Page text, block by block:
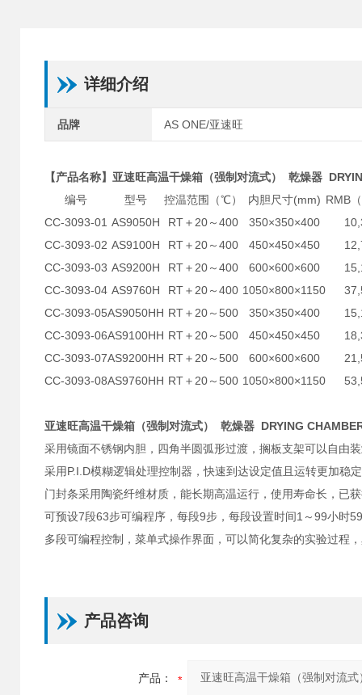
详细介绍
品牌 AS ONE/亚速旺
【产品名称】亚速旺高温干燥箱（强制对流式） 乾燥器
编号
型号 控温范围（℃） 内胆尺寸(mm) RMB
CC-3093-01 AS9050H RT＋20～400 350×350×400
CC-3093-02 AS9100H RT＋20～400 450×450×450
CC-3093-03 AS9200H RT＋20～400 600×600×600
CC-3093-04 AS9760H RT＋20～400 1050×800×1150
CC-3093-05AS9050HH RT＋20～500 350×350×400
CC-3093-06AS9100HH RT＋20～500 450×450×450
CC-3093-07AS9200HH RT＋20～500 600×600×600
CC-3093-08AS9760HH RT＋20～500 1050×800×1150
亚速旺高温干燥箱（强制对流式） 乾燥器 DRYING
采用镜面不锈钢内胆，四角半圆弧形过渡，搁板支架可以自由
采用P.I.D模糊逻辑处理控制器，快速到达设定值且运转更加稳
门封条采用陶瓷纤维材质，能长期高温运行，使用寿命长，已
可预设7段63步可编程序，每段9步，每段设置时间1～99小时
多段可编程控制，菜单式操作界面，可以简化复杂的实验过程
产品咨询
产品：